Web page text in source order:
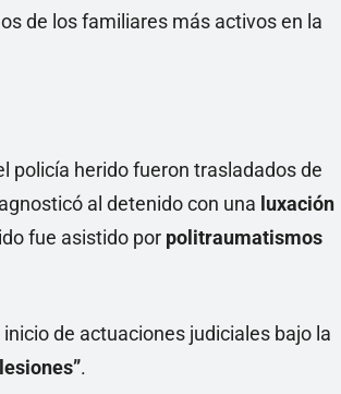
de los familiares más activos en la
policía herido fueron trasladados de
al detenido con una luxación
fue asistido por politraumatismos
de actuaciones judiciales bajo la
.